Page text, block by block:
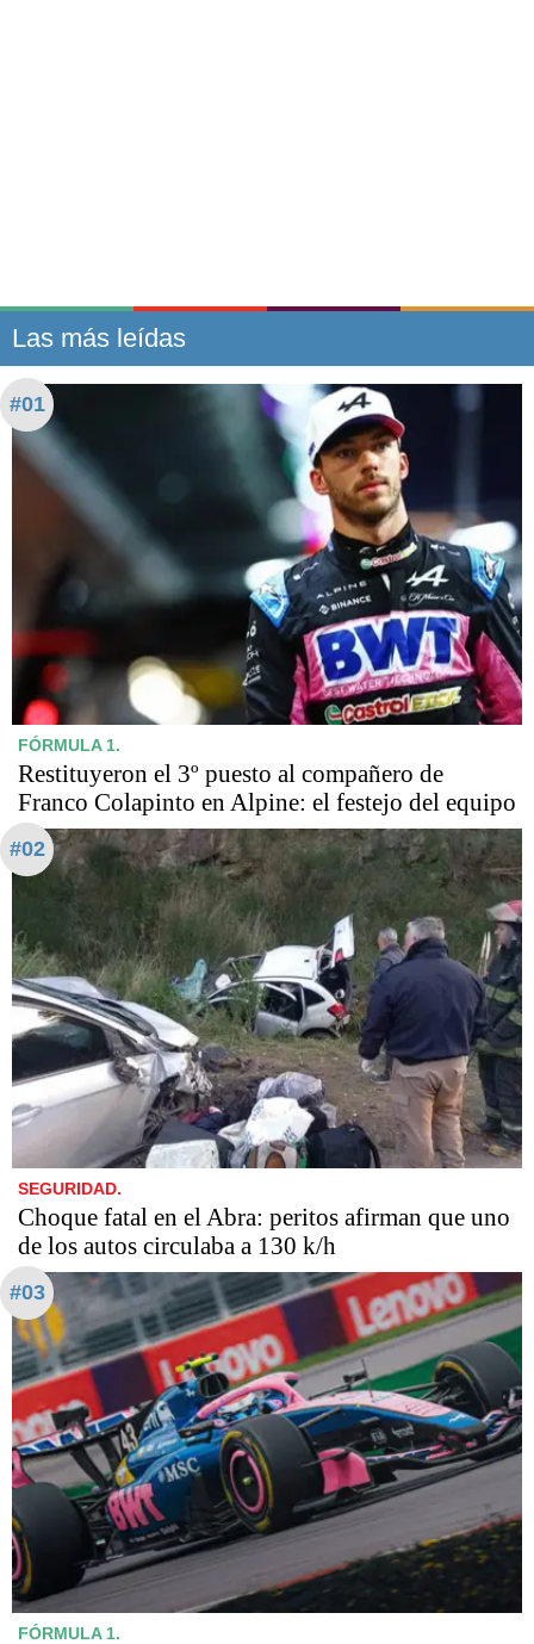
Las más leídas
#01
FÓRMULA 1.
Restituyeron el 3º puesto al compañero de
Franco Colapinto en Alpine: el festejo del equipo
#02
SEGURIDAD.
Choque fatal en el Abra: peritos afirman que uno
de los autos circulaba a 130 k/h
#03
FÓRMULA 1.